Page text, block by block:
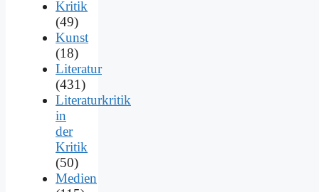
Kritik
(49)
Kunst
(18)
Literatur
(431)
Literaturkritik
in
der
Kritik
(50)
Medien